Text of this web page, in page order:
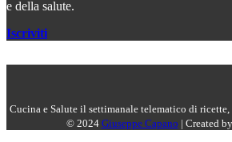
e della salute.
Iscriviti
Cucina e Salute il settimanale telematico di ricette,
© 2024 Giuseppe Capano | Created by